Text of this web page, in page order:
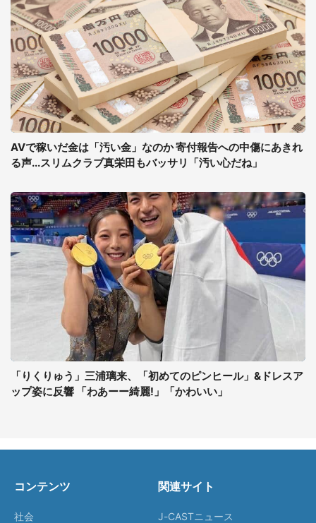
AVで稼いだ金は「汚い金」なのか 寄付報告への中傷にあきれ
る声...スリムクラブ真栄田もバッサリ「汚い心だね」
「りくりゅう」三浦璃来、「初めてのピンヒール」&ドレスア
ップ姿に反響 「わあーー綺麗!」「かわいい」
コンテンツ
社会
関連サイト
J-CASTニュース